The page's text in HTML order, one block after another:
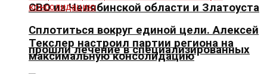
СВО из Челябинской области и Златоуста
прошли лечение в специализированных
Сплотиться вокруг единой цели. Алексей
Текслер настроил партии региона на
максимальную консолидацию